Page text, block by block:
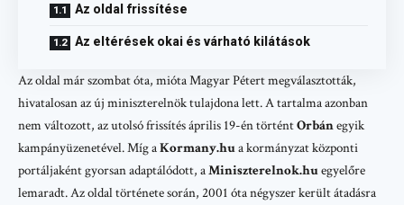
Az oldal frissítése
Az eltérések okai és várható kilátások
Az oldal már szombat óta, mióta Magyar Pétert megválasztották,
hivatalosan az új miniszterelnök tulajdona lett. A tartalma azonban
nem változott, az utolsó frissítés április 19-én történtOrbánegyik
kampányüzenetével. Míg aKormany.hua kormányzat központi
portáljaként gyorsan adaptálódott, aMiniszterelnok.huegyelőre
lemaradt. Az oldal története során, 2001 óta négyszer került átadásra